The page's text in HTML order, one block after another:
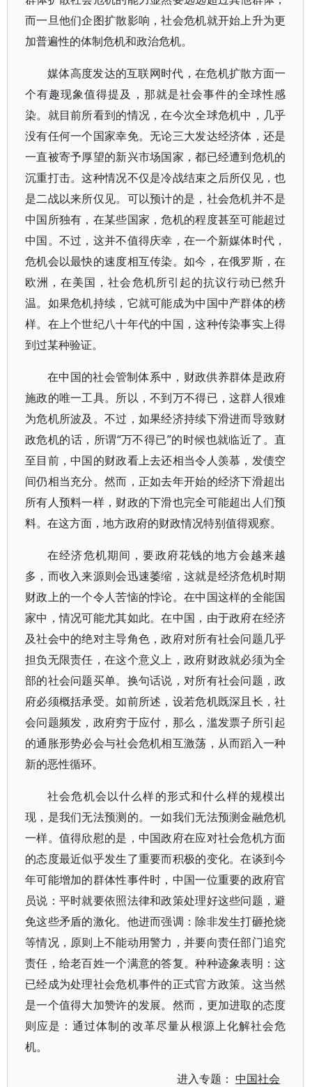
而一旦他们企图扩散影响，社会危机就开始上升为更
加普遍性的体制危机和政治危机。
媒体高度发达的互联网时代，在危机扩散方面一
个有趣现象值得提及，那就是社会事件的全球性感
染。就目前所看到的情况，在今次全球危机中，几乎
没有任何一个国家幸免。无论三大发达经济体，还是
一直被寄予厚望的新兴市场国家，都已经遭到危机的
沉重打击。这种情况不仅是冷战结束之后所仅见，也
是二战以来所仅见。可以预计的是，社会危机并不是
中国所独有，在某些国家，危机的程度甚至可能超过
中国。不过，这并不值得庆幸，在一个新媒体时代，
危机会以最快的速度相互传染。如今，在俄罗斯，在
欧洲，在美国，社会危机所引起的抗议行动已然升
温。如果危机持续，它就可能成为中国中产群体的榜
样。在上个世纪八十年代的中国，这种传染事实上得
到过某种验证。
在中国的社会管制体系中，财政供养群体是政府
施政的唯一工具。所以，不到万不得已，这群人很难
为危机所波及。不过，如果经济持续下滑进而导致财
政危机的话，所谓“万不得已”的时候也就临近了。直
至目前，中国的财政看上去还相当令人羡慕，发债空
间仍相当充分。然而，正如去年开始的经济下滑超出
所有人预料一样，财政的下滑也完全可能超出人们预
料。在这方面，地方政府的财政情况特别值得观察。
在经济危机期间，要政府花钱的地方会越来越
多，而收入来源则会迅速萎缩，这就是经济危机时期
财政上的一个令人苦恼的悖论。在中国这样的全能国
家中，情况可能尤其如此。在中国，由于政府在经济
及社会中的绝对主导角色，政府对所有社会问题几乎
担负无限责任，在这个意义上，政府财政就必须为全
部的社会问题买单。换句话说，对所有社会问题，政
府必须概括承受。如前所述，设若危机既深且长，社
会问题频发，政府穷于应付，那么，滥发票子所引起
的通胀形势必会与社会危机相互激荡，从而蹈入一种
新的恶性循环。
社会危机会以什么样的形式和什么样的规模出
现，是我们无法预测的。一如我们无法预测金融危机
一样。值得欣慰的是，中国政府在应对社会危机方面
的态度最近似乎发生了重要而积极的变化。在谈到今
年可能增加的群体性事件时，中国一位重要的政府官
员说：平时就要依照法律和政策处理好这些问题，避
免这些矛盾的激化。他进而强调：除非发生打砸抢烧
等情况，原则上不能动用警力，并要向责任部门追究
责任，给老百姓一个满意的答复。种种迹象表明：这
已经成为处理社会危机事件的正式官方政策。这当然
是一个值得大加赞许的发展。然而，更加进取的态度
则应是：通过体制的改革尽量从根源上化解社会危
机。
进入专题：中国社会